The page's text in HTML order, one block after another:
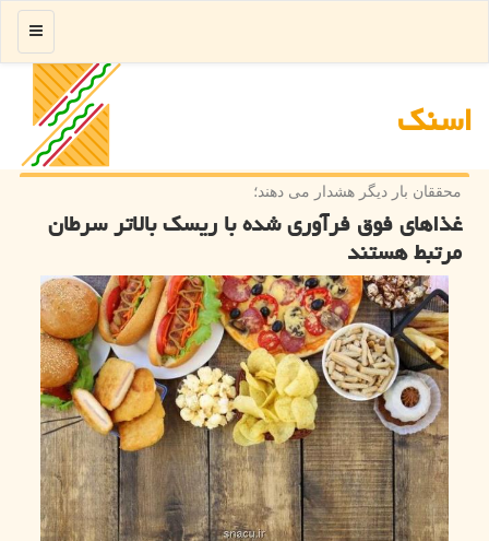
اسنك
منو
محققان بار دیگر هشدار می دهند؛
غذاهای فوق فرآوری شده با ریسک بالاتر سرطان
مرتبط هستند